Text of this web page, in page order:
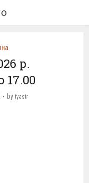
р.
by iyastr